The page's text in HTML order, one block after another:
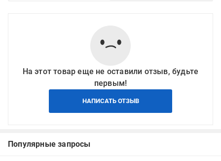
На этот товар еще не оставили отзыв, будьте
первым!
НАПИСАТЬ ОТЗЫВ
Популярные запросы